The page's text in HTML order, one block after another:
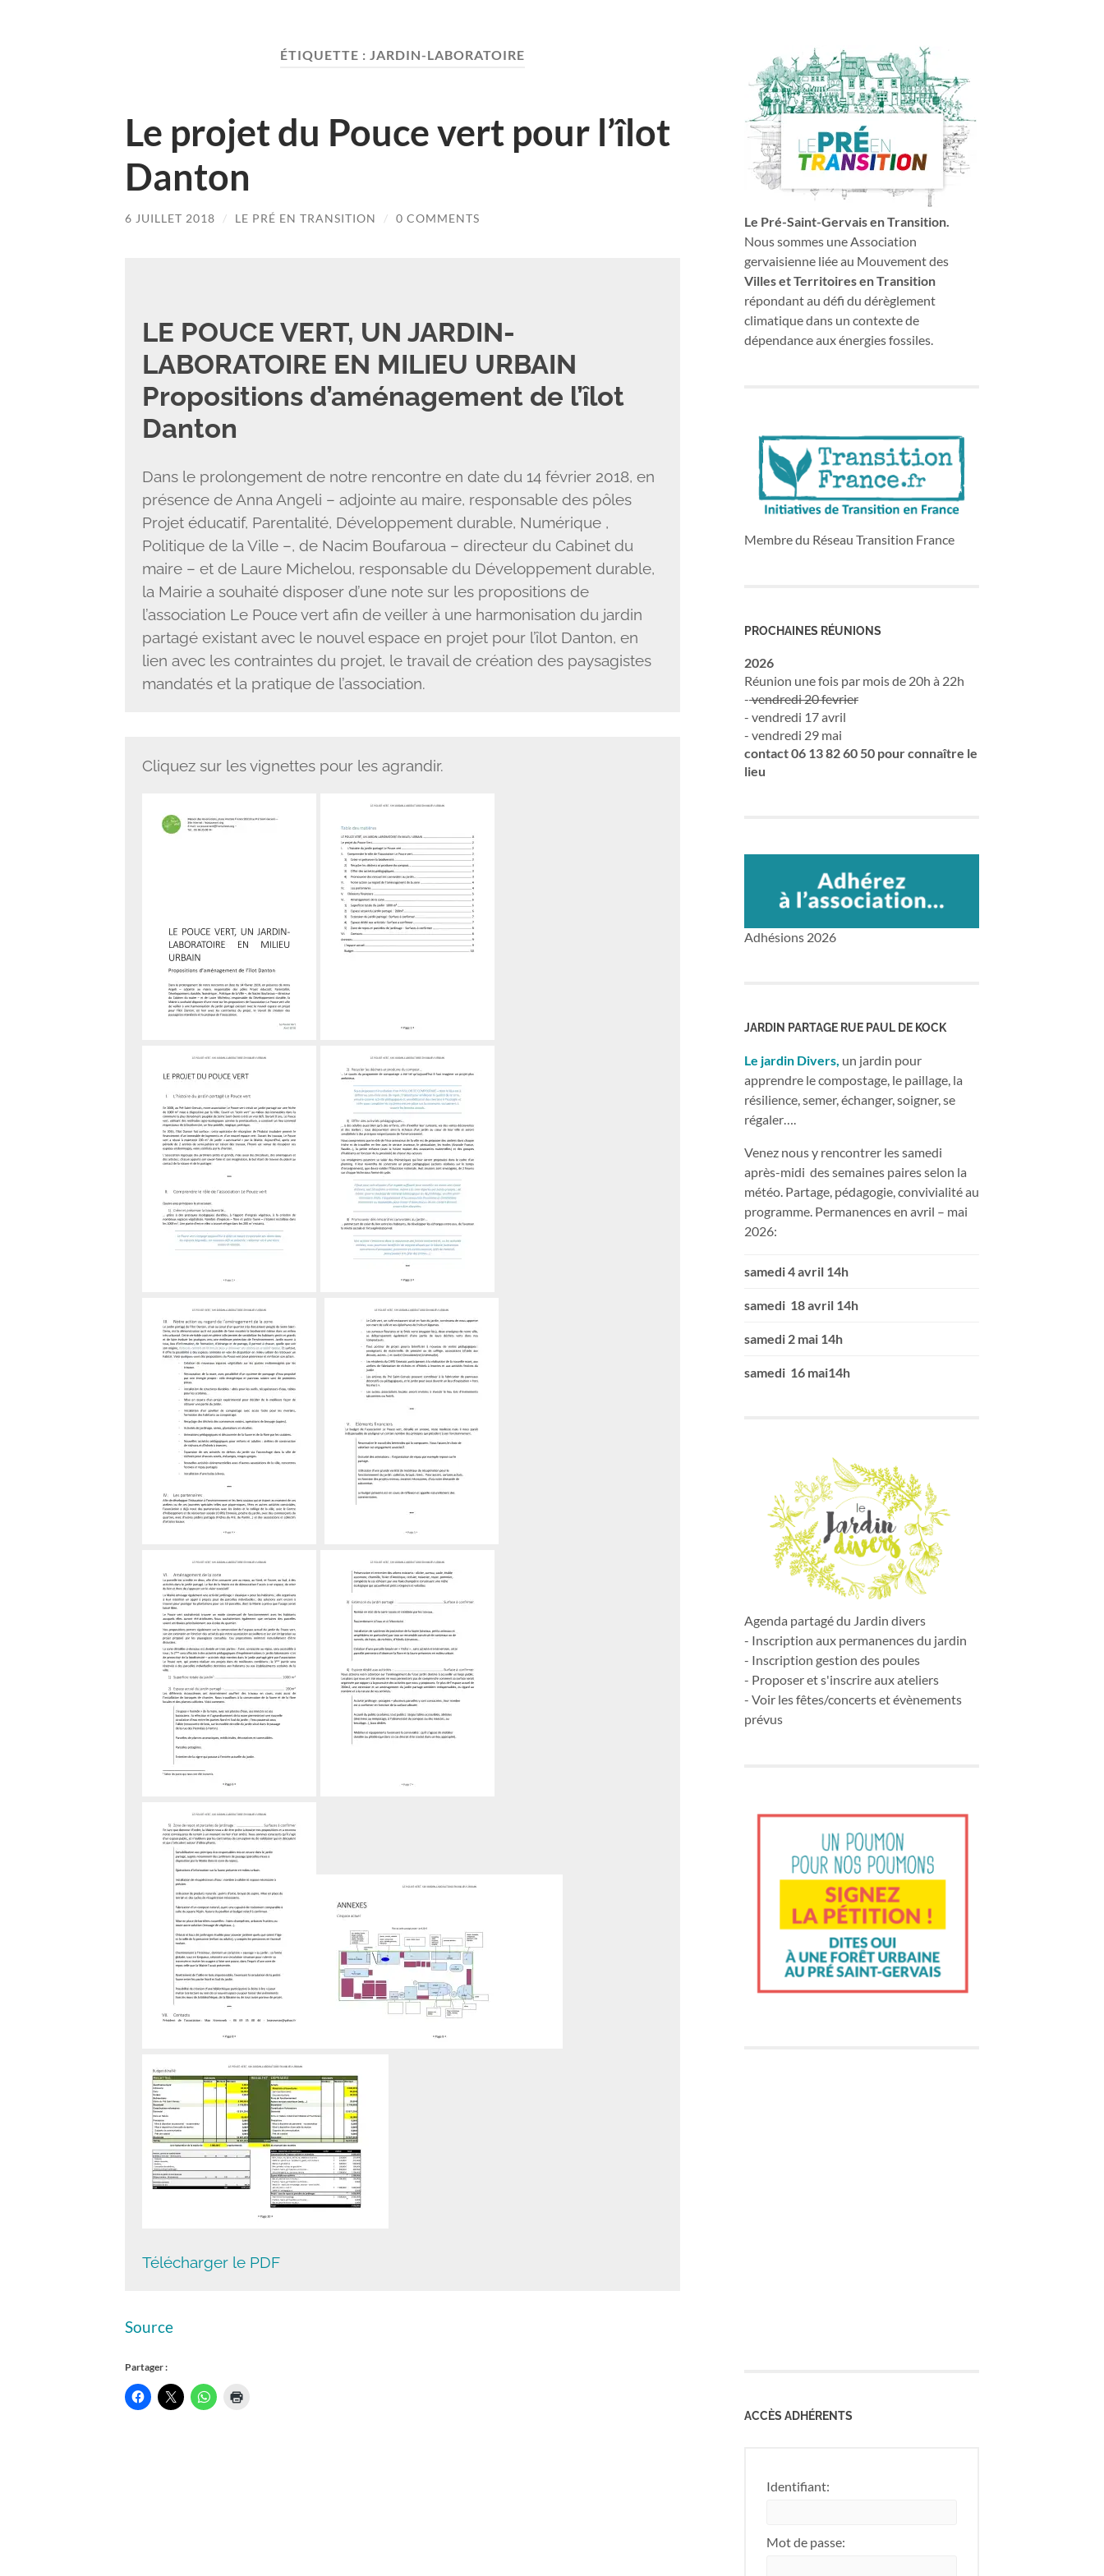
ÉTIQUETTE : JARDIN-LABORATOIRE
Le projet du Pouce vert pour l’îlot
Danton
6 JUILLET 2018 / LE PRÉ EN TRANSITION / 0 COMMENTS
LE POUCE VERT, UN JARDIN-
LABORATOIRE EN MILIEU URBAIN
Propositions d’aménagement de l’îlot
Danton
Dans le prolongement de notre rencontre en date du 14 février 2018, en
présence de Anna Angeli – adjointe au maire, responsable des pôles
Projet éducatif, Parentalité, Développement durable, Numérique ,
Politique de la Ville –, de Nacim Boufaroua – directeur du Cabinet du
maire – et de Laure Michelou, responsable du Développement durable,
la Mairie a souhaité disposer d’une note sur les propositions de
l’association Le Pouce vert afin de veiller à une harmonisation du jardin
partagé existant avec le nouvel espace en projet pour l’îlot Danton, en
lien avec les contraintes du projet, le travail de création des paysagistes
mandatés et la pratique de l’association.
Cliquez sur les vignettes pour les agrandir.
Télécharger le PDF
Source
Partager :
Le Pré-Saint-Gervais en Transition.
Nous sommes une Association
gervaisienne liée au Mouvement des
Villes et Territoires en Transition
répondant au défi du dérèglement
climatique dans un contexte de
dépendance aux énergies fossiles.
Membre du Réseau Transition France
PROCHAINES RÉUNIONS
2026
Réunion une fois par mois de 20h à 22h
-vendredi 20 fevrier
- vendredi 17 avril
- vendredi 29 mai
contact 06 13 82 60 50 pour connaître le
lieu
Adhésions 2026
JARDIN PARTAGE RUE PAUL DE KOCK
Le jardin Divers, un jardin pour
apprendre le compostage, le paillage, la
résilience, semer, échanger, soigner, se
régaler….
Venez nous y rencontrer les samedi
après-midi des semaines paires selon la
météo. Partage, pédagogie, convivialité au
programme. Permanences en avril – mai
2026:
samedi 4 avril 14h
samedi 18 avril 14h
samedi 2 mai 14h
samedi 16 mai14h
Agenda partagé du Jardin divers
- Inscription aux permanences du jardin
- Inscription gestion des poules
- Proposer et s'inscrire aux ateliers
- Voir les fêtes/concerts et évènements
prévus
ACCÈS ADHÉRENTS
Identifiant:
Mot de passe: